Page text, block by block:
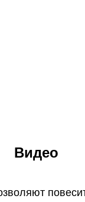
Видео